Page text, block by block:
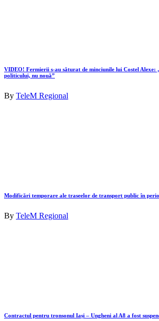
VIDEO! Fermierii s-au săturat de minciunile lui Costel Alexe:
politicului, nu nouă”
By TeleM Regional
Modificări temporare ale traseelor de transport public în
By TeleM Regional
Contractul pentru tronsonul Iași – Ungheni al A8 a fost